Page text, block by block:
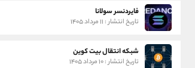
فایردنسر سولانا
تاریخ انتشار : ۱۱ مرداد ۱۴۰۵
شبکه انتقال بیت کوین
تاریخ انتشار : ۱۰ مرداد ۱۴۰۵